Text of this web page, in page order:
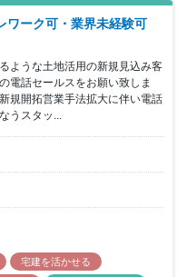
。 長期に及ぶ事業で建築で
えや等価交換の提案を行い
続年数に関係なく実力次第
せん。 フレキシブルな勤務時
働き方を通して自身で仕事の
センティブは建築、売買に係
りませんので、かなりのモ
ワーク可・業界未経験可
ような土地活用の新規見込み客
電話セールスをお願い致しま
規開拓営業手法拡大に伴い電話
うスタッ...
宅建を活かせる